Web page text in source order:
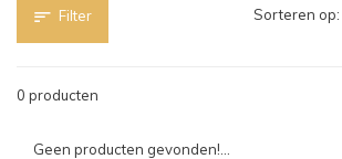
Filter
0 producten
Sorteren op:
Geen producten gevonden!...